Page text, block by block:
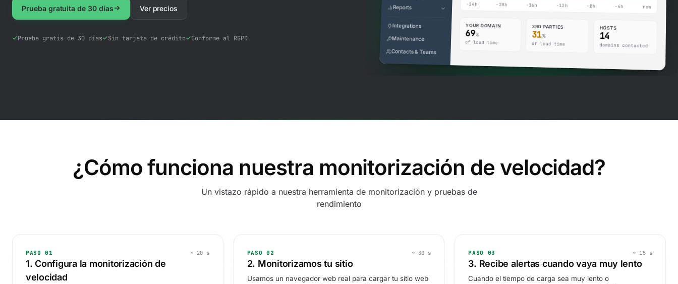
Prueba gratuita de 30 días Ver precios
Prueba gratis de 30 días Sin tarjeta de crédito Conforme al RGPD
Reports
Integrations
Maintenance
Contacts & Teams
-24h -20h -16h -12h -8h -4h now
YOUR DOMAIN
69%
of load time
3RD PARTIES
31%
of load time
HOSTS
14
domains contacted
¿Cómo funciona nuestra monitorización de velocidad?
Un vistazo rápido a nuestra herramienta de monitorización y pruebas de
rendimiento
PASO 01 ~ 20 s
1. Configura la monitorización de
velocidad
PASO 02 ~ 30 s
2. Monitorizamos tu sitio
Usamos un navegador web real para cargar tu sitio web
PASO 03 ~ 15 s
3. Recibe alertas cuando vaya muy lento
Cuando el tiempo de carga sea muy lento o